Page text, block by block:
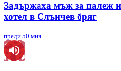
Задържаха мъж за палеж
хотел в Слънчев бряг
преди 50 мин